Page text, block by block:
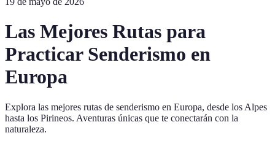
Las Mejores Rutas para
Practicar Senderismo en
Europa
Explora las mejores rutas de senderismo en Europa, desde los Alpes
hasta los Pirineos. Aventuras únicas que te conectarán con la
naturaleza.